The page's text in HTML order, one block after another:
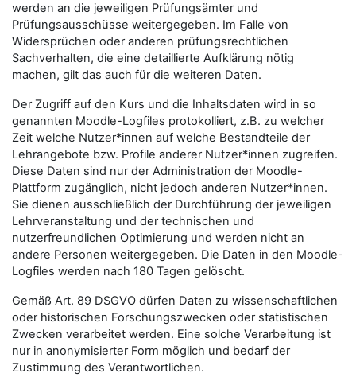
werden an die jeweiligen Prüfungsämter und
Prüfungsausschüsse weitergegeben. Im Falle von
Widersprüchen oder anderen prüfungsrechtlichen
Sachverhalten, die eine detaillierte Aufklärung nötig
machen, gilt das auch für die weiteren Daten.
Der Zugriff auf den Kurs und die Inhaltsdaten wird in so
genannten Moodle-Logfiles protokolliert, z.B. zu welcher
Zeit welche Nutzer*innen auf welche Bestandteile der
Lehrangebote bzw. Profile anderer Nutzer*innen zugreifen.
Diese Daten sind nur der Administration der Moodle-
Plattform zugänglich, nicht jedoch anderen Nutzer*innen.
Sie dienen ausschließlich der Durchführung der jeweiligen
Lehrveranstaltung und der technischen und
nutzerfreundlichen Optimierung und werden nicht an
andere Personen weitergegeben. Die Daten in den Moodle-
Logfiles werden nach 180 Tagen gelöscht.
Gemäß Art. 89 DSGVO dürfen Daten zu wissenschaftlichen
oder historischen Forschungszwecken oder statistischen
Zwecken verarbeitet werden. Eine solche Verarbeitung ist
nur in anonymisierter Form möglich und bedarf der
Zustimmung des Verantwortlichen.